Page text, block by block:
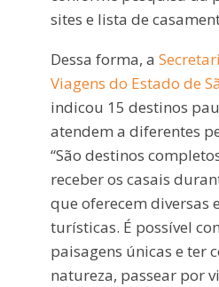
sites e lista de
Dessa forma, a
Viagens do Estado de
indicou 15 destinos
atendem a diferentes
“São destinos
receber os casais
que oferecem diversas
turísticas. É possível
paisagens únicas e ter
natureza, passear por